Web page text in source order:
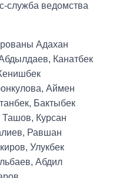
служба ведомства
Адахан
Канатбек
Аймен
Бактыбек
Курсан
Равшан
Улукбек
Абдил